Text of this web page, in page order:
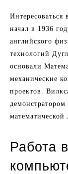
начал в 1936
английского
технологий
основали
механические
проектов.
математической
Работа